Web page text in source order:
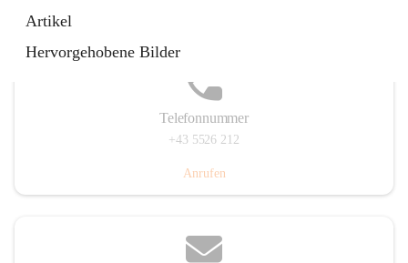
Artikel
Hervorgehobene Bilder
Telefonnummer
+43 5526 212
Anrufen